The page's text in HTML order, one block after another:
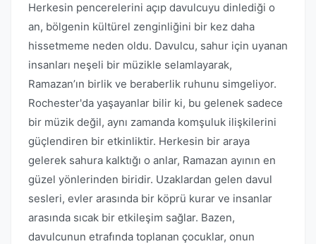
Herkesin pencerelerini açıp davulcuyu dinlediği o
an, bölgenin kültürel zenginliğini bir kez daha
hissetmeme neden oldu. Davulcu, sahur için uyanan
insanları neşeli bir müzikle selamlayarak,
Ramazan’ın birlik ve beraberlik ruhunu simgeliyor.
Rochester'da yaşayanlar bilir ki, bu gelenek sadece
bir müzik değil, aynı zamanda komşuluk ilişkilerini
güçlendiren bir etkinliktir. Herkesin bir araya
gelerek sahura kalktığı o anlar, Ramazan ayının en
güzel yönlerinden biridir. Uzaklardan gelen davul
sesleri, evler arasında bir köprü kurar ve insanlar
arasında sıcak bir etkileşim sağlar. Bazen,
davulcunun etrafında toplanan çocuklar, onun